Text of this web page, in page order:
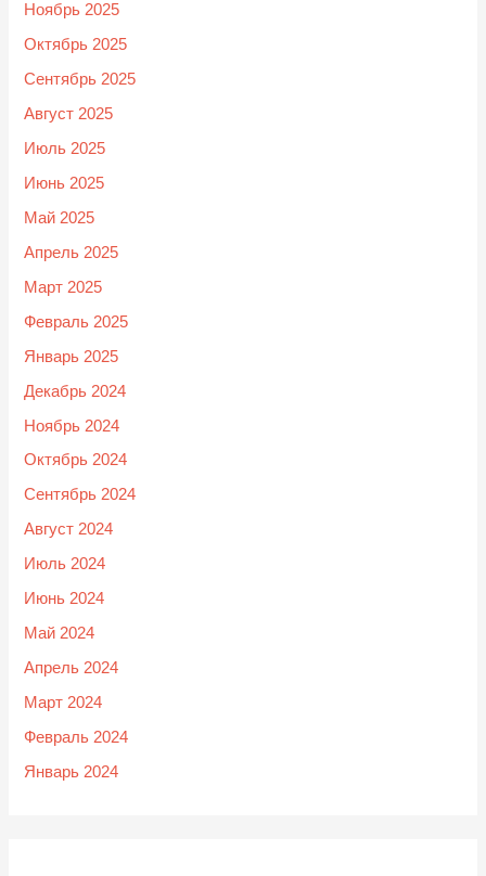
Ноябрь 2025
Октябрь 2025
Сентябрь 2025
Август 2025
Июль 2025
Июнь 2025
Май 2025
Апрель 2025
Март 2025
Февраль 2025
Январь 2025
Декабрь 2024
Ноябрь 2024
Октябрь 2024
Сентябрь 2024
Август 2024
Июль 2024
Июнь 2024
Май 2024
Апрель 2024
Март 2024
Февраль 2024
Январь 2024